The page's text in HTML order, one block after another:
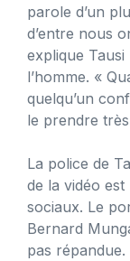
parole d’un
d’entre nous
explique
l’homme. «
quelqu’un
le prendre
La police de
de la vidéo
sociaux. Le
Bernard
pas